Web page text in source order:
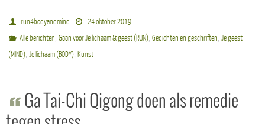
run4bodyandmind
24 oktober 2019
Alle berichten,Gaan voor Je lichaam & geest (RUN),Gedichten en geschriften,Je geest
(MIND), Je lichaam (BODY), Kunst
Ga Tai-Chi Qigong doen als remedie